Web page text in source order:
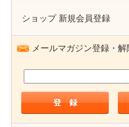
ショップ 新規会員登録
メールマガジン登録・解